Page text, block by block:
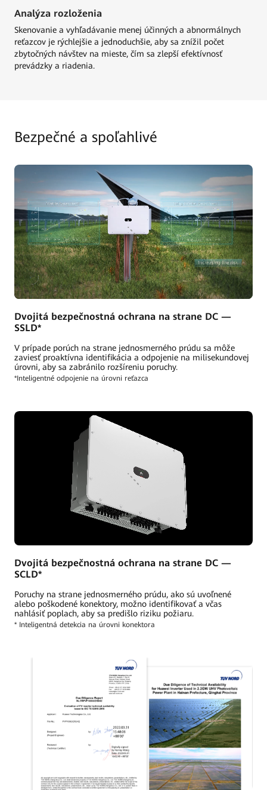
Analýza rozloženia
Skenovanie a vyhľadávanie menej účinných a abnormálnych
reťazcov je rýchlejšie a jednoduchšie, aby sa znížil počet
zbytočných návštev na mieste, čím sa zlepší efektívnosť
prevádzky a riadenia.
Bezpečné a spoľahlivé
Dvojitá bezpečnostná ochrana na strane DC —
SSLD*
V prípade porúch na strane jednosmerného prúdu sa môže
zaviesť proaktívna identifikácia a odpojenie na milisekundovej
úrovni, aby sa zabránilo rozšíreniu poruchy.
*Inteligentné odpojenie na úrovni reťazca
Dvojitá bezpečnostná ochrana na strane DC —
SCLD*
Poruchy na strane jednosmerného prúdu, ako sú uvoľnené
alebo poškodené konektory, možno identifikovať a včas
nahlásiť poplach, aby sa predišlo riziku požiaru.
* Inteligentná detekcia na úrovni konektora